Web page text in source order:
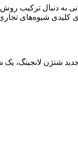
به دنبال ترکیب